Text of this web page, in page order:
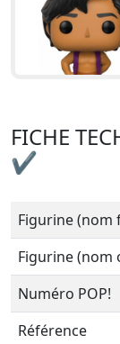
FICHE
✔
Figurine (nom
Figurine (nom
Numéro POP!
Référence